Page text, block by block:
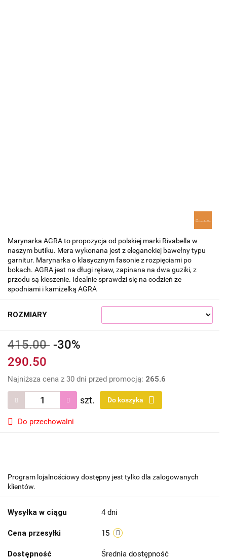
Marynarka AGRA to propozycja od polskiej marki Rivabella w
naszym butiku. Mera wykonana jest z eleganckiej bawełny typu
garnitur. Marynarka o klasycznym fasonie z rozpięciami po
bokach. AGRA jest na długi rękaw, zapinana na dwa guziki, z
przodu są kieszenie. Idealnie sprawdzi się na codzień ze
spodniami i kamizelką AGRA
ROZMIARY
415.00 -30%
290.50
Najniższa cena z 30 dni przed promocją: 265.6
szt. Do koszyka
Do przechowalni
Program lojalnościowy dostępny jest tylko dla zalogowanych
klientów.
Wysyłka w ciągu 4 dni
Cena przesyłki 15
Dostępność Średnia dostępność